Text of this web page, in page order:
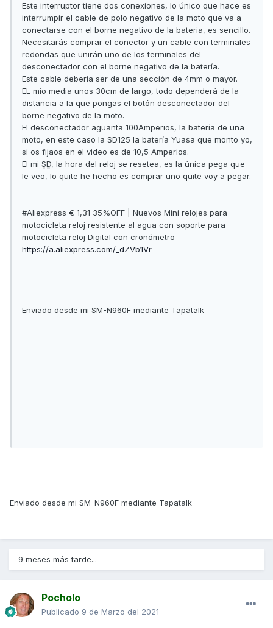
Este interruptor tiene dos conexiones, lo único que hace es
interrumpir el cable de polo negativo de la moto que va a
conectarse con el borne negativo de la bateria, es sencillo.
Necesitarás comprar el conector y un cable con terminales
redondas que unirán uno de los terminales del
desconectador con el borne negativo de la batería.
Este cable debería ser de una sección de 4mm o mayor.
EL mio media unos 30cm de largo, todo dependerá de la
distancia a la que pongas el botón desconectador del
borne negativo de la moto.
El desconectador aguanta 100Amperios, la batería de una
moto, en este caso la SD125 la batería Yuasa que monto yo,
si os fijaos en el video es de 10,5 Amperios.
El mi SD, la hora del reloj se resetea, es la única pega que
le veo, lo quite he hecho es comprar uno quite voy a pegar.
#Aliexpress € 1,31 35%OFF | Nuevos Mini relojes para
motocicleta reloj resistente al agua con soporte para
motocicleta reloj Digital con cronómetro
https://a.aliexpress.com/_dZVb1Vr
Enviado desde mi SM-N960F mediante Tapatalk
Enviado desde mi SM-N960F mediante Tapatalk
9 meses más tarde...
Pocholo
Publicado 9 de Marzo del 2021